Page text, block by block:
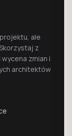
ale
z
zmian i
architektów